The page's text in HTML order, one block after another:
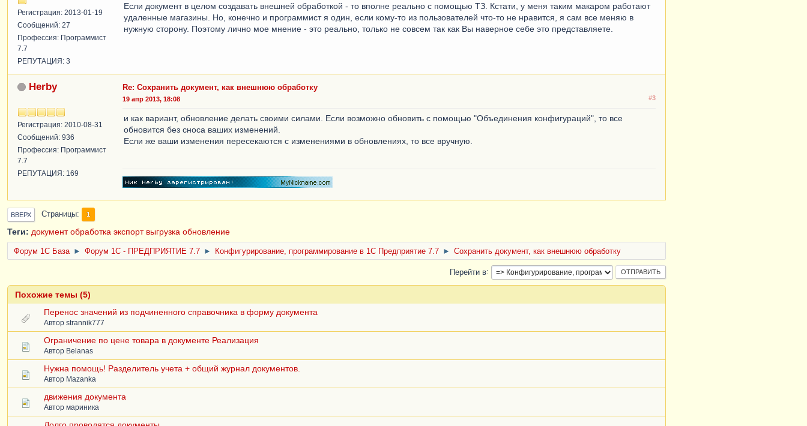
Регистрация: 2013-01-19
Сообщений: 27
Профессия: Программист
7.7
РЕПУТАЦИЯ: 3
Если документ в целом создавать внешней обработкой - то вполне реально с помощью ТЗ. Кстати, у меня таким макаром работают
удаленные магазины. Но, конечно и программист я один, если кому-то из пользователей что-то не нравится, я сам все меняю в
нужную сторону. Поэтому лично мое мнение - это реально, только не совсем так как Вы наверное себе это представляете.
Herby
Регистрация: 2010-08-31
Сообщений: 936
Профессия: Программист
7.7
РЕПУТАЦИЯ: 169
Re: Сохранить документ, как внешнюю обработку
#3
19 апр 2013, 18:08
и как вариант, обновление делать своими силами. Если возможно обновить с помощью "Объединения конфигураций", то все
обновится без сноса ваших изменений.
Если же ваши изменения пересекаются с изменениями в обновлениях, то все вручную.
ВВЕРХ Страницы 1
Теги: документ обработка экспорт выгрузка обновление
Форум 1C База ► Форум 1С - ПРЕДПРИЯТИЕ 7.7 ► Конфигурирование, программирование в 1С Предприятие 7.7 ► Сохранить документ, как внешнюю обработку
Перейти в
Похожие темы (5)
Перенос значений из подчиненного справочника в форму документа
Автор strannik777
Ограничение по цене товара в документе Реализация
Автор Belanas
Нужна помощь! Разделитель учета + общий журнал документов.
Автор Mazanka
движения документа
Автор мариника